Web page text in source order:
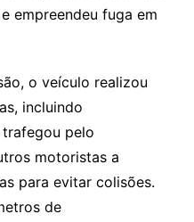
empreendeu fuga em
o veículo realizou
incluindo
pelo
motoristas a
para evitar colisões.
de